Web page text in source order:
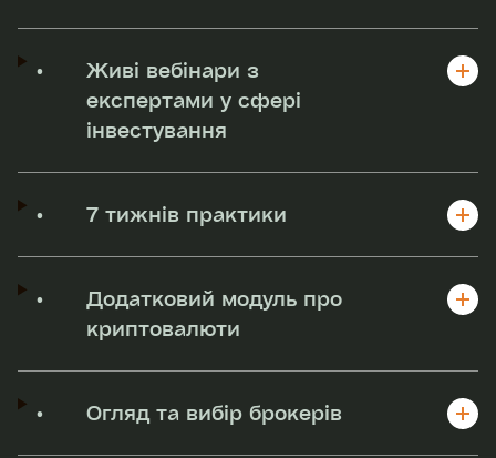
•
Живі вебінари з
експертами у сфері
інвестування
• 7 тижнів практики
•
Додатковий модуль про
криптовалюти
• Огляд та вибір брокерів